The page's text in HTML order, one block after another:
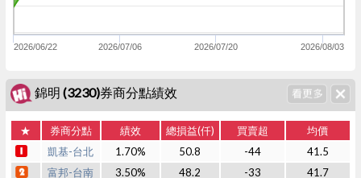
2026/06/22 2026/07/06 2026/07/20 2026/08/03
錦明 (3230)券商分點績效
★ 券商分點 績效 總損益(仟) 買賣超
均價
凱基-台北
1.70% 50.8 -44
41.5
富邦-台南
3.50% 48.2 -33
41.7